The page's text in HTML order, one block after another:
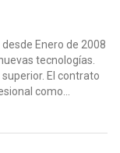
Enero de 2008
tecnologías.
El contrato
como...